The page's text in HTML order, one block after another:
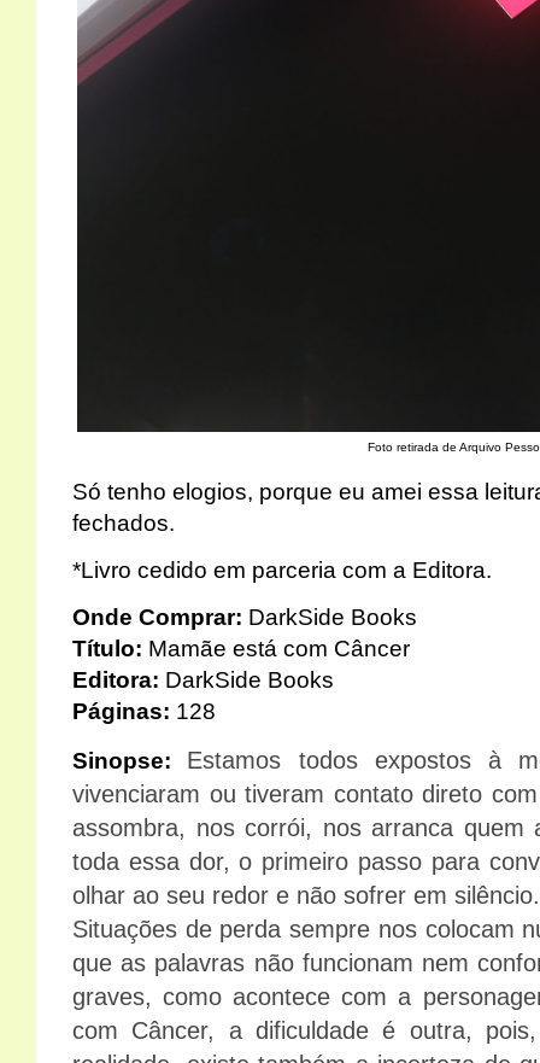
Foto retirada de Arquivo
Só tenho elogios, porque eu amei essa
fechados.
*Livro cedido em parceria com a Editora.
Onde Comprar: DarkSide Books
Título: Mamãe está com Câncer
Editora: DarkSide Books
Páginas: 128
Sinopse: Estamos todos expostos à
vivenciaram ou tiveram contato direto
assombra, nos corrói, nos arranca quem
toda essa dor, o primeiro passo para
olhar ao seu redor e não sofrer em silêncio.
Situações de perda sempre nos colocam
que as palavras não funcionam nem
graves, como acontece com a
com Câncer, a dificuldade é outra,